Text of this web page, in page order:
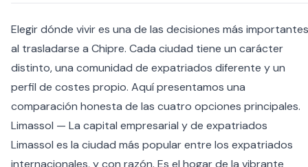
Elegir dónde vivir es una de las decisiones más importantes
al trasladarse a Chipre. Cada ciudad tiene un carácter
distinto, una comunidad de expatriados diferente y un
perfil de costes propio. Aquí presentamos una
comparación honesta de las cuatro opciones principales.
Limassol — La capital empresarial y de expatriados
Limassol es la ciudad más popular entre los expatriados
internacionales, y con razón. Es el hogar de la vibrante